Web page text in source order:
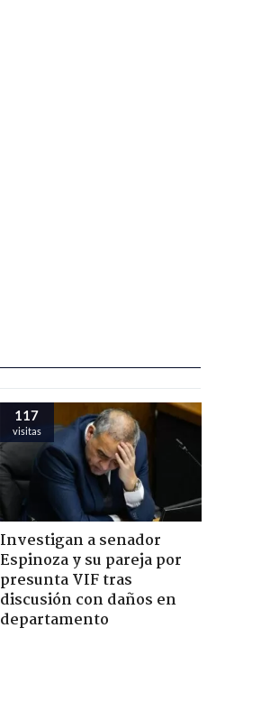
117
visitas
Investigan a senador
Espinoza y su pareja por
presunta VIF tras
discusión con daños en
departamento